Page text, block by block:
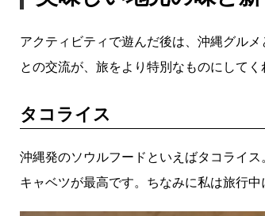
アクティビティで遊んだ後は、沖縄グル
との交流が、旅をより特別なものにしてく
タコライス
沖縄発のソウルフードといえばタコライ
キャベツが最高です。ちなみに私は旅行